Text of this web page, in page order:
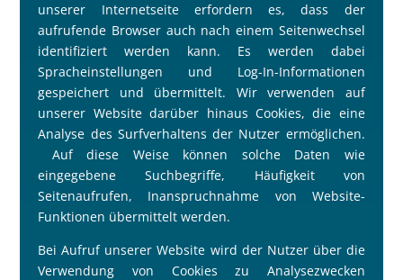
unserer Internetseite erfordern es, dass der
aufrufende Browser auch nach einem Seitenwechsel
identifiziert werden kann. Es werden dabei
Spracheinstellungen und Log-In-Informationen
gespeichert und übermittelt. Wir verwenden auf
unserer Website darüber hinaus Cookies, die eine
Analyse des Surfverhaltens der Nutzer ermöglichen.
Auf diese Weise können solche Daten wie
eingegebene Suchbegriffe, Häufigkeit von
Seitenaufrufen, Inanspruchnahme von Website-
Funktionen übermittelt werden.
Bei Aufruf unserer Website wird der Nutzer über die
Verwendung von Cookies zu Analysezwecken